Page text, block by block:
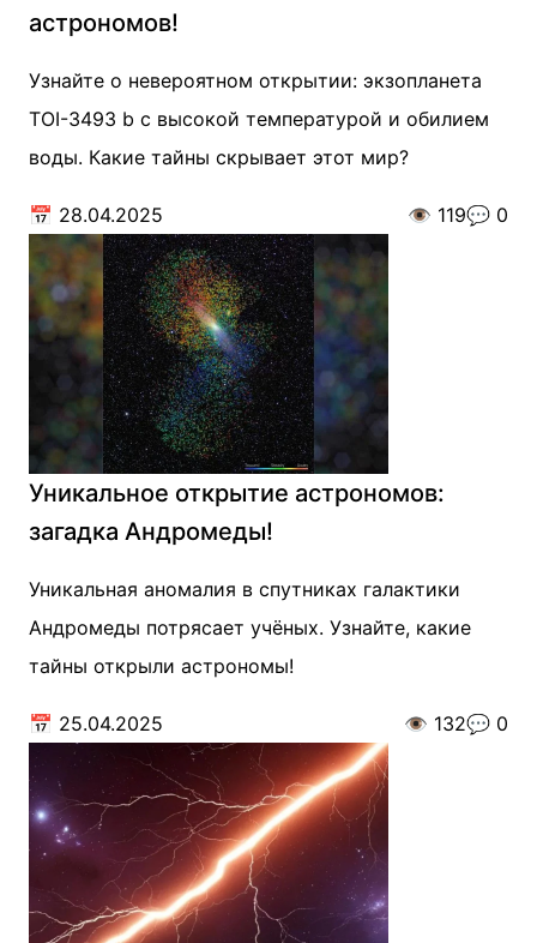
астрономов!
Узнайте о невероятном открытии: экзопланета
TOI-3493 b с высокой температурой и обилием
воды. Какие тайны скрывает этот мир?
📅 28.04.2025 👁️ 119💬 0
Уникальное открытие астрономов:
загадка Андромеды!
Уникальная аномалия в спутниках галактики
Андромеды потрясает учёных. Узнайте, какие
тайны открыли астрономы!
📅 25.04.2025 👁️ 132💬 0